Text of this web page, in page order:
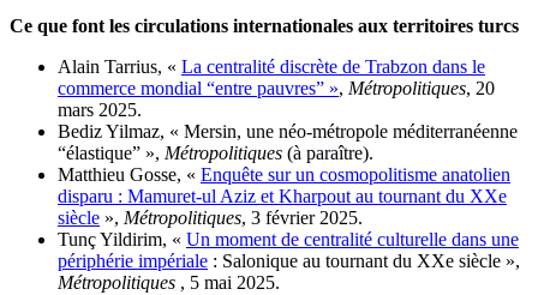
Ce que font les circulations internationales aux territoires turcs
Alain Tarrius, « La centralité discrète de Trabzon dans le
commerce mondial “entre pauvresˮ », Métropolitiques, 20
mars 2025.
Bediz Yilmaz, « Mersin, une néo-métropole méditerranéenne
“élastiqueˮ », Métropolitiques (à paraître).
Matthieu Gosse, « Enquête sur un cosmopolitisme anatolien
disparu : Mamuret-ul Aziz et Kharpout au tournant du XXe
siècle », Métropolitiques, 3 février 2025.
Tunç Yildirim, « Un moment de centralité culturelle dans une
périphérie impériale : Salonique au tournant du XXe siècle »,
Métropolitiques , 5 mai 2025.